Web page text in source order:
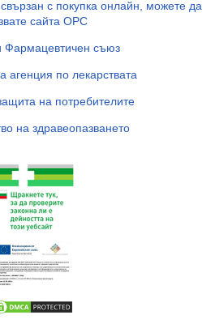
с покупка онлайн, можете да
сайта ОРС
Фармацевтичен съюз
агенция по лекарствата
на потребителите
на здравеопазването